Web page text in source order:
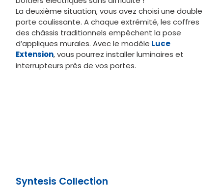
La deuxième situation, vous avez choisi une double
porte coulissante. A chaque extrémité, les coffres
des châssis traditionnels empêchent la pose
d’appliques murales. Avec le modèle Luce
Extension, vous pourrez installer luminaires et
interrupteurs près de vos portes.
Syntesis Collection